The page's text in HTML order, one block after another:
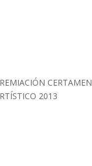
CERTAMEN
2013